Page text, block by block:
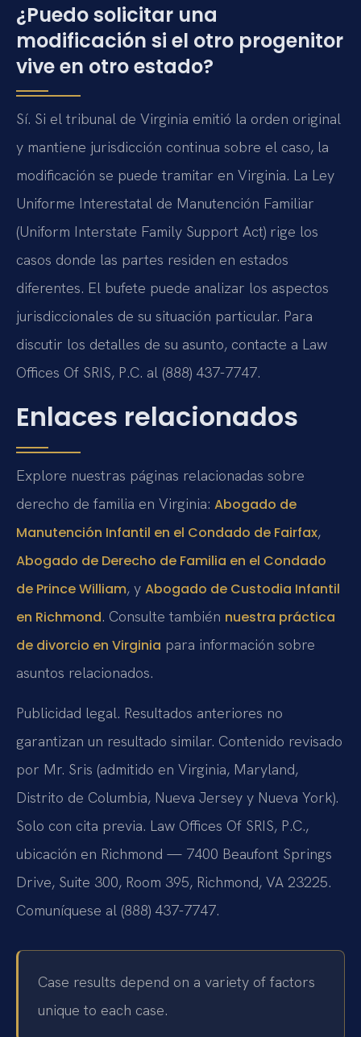
¿Puedo solicitar una
modificación si el otro progenitor
vive en otro estado?
Sí. Si el tribunal de Virginia emitió la orden original
y mantiene jurisdicción continua sobre el caso, la
modificación se puede tramitar en Virginia. La Ley
Uniforme Interestatal de Manutención Familiar
(Uniform Interstate Family Support Act) rige los
casos donde las partes residen en estados
diferentes. El bufete puede analizar los aspectos
jurisdiccionales de su situación particular. Para
discutir los detalles de su asunto, contacte a Law
Offices Of SRIS, P.C. al (888) 437-7747.
Enlaces relacionados
Explore nuestras páginas relacionadas sobre
derecho de familia en Virginia: Abogado de
Manutención Infantil en el Condado de Fairfax,
Abogado de Derecho de Familia en el Condado
de Prince William, y Abogado de Custodia Infantil
en Richmond. Consulte también nuestra práctica
de divorcio en Virginia para información sobre
asuntos relacionados.
Publicidad legal. Resultados anteriores no
garantizan un resultado similar. Contenido revisado
por Mr. Sris (admitido en Virginia, Maryland,
Distrito de Columbia, Nueva Jersey y Nueva York).
Solo con cita previa. Law Offices Of SRIS, P.C.,
ubicación en Richmond — 7400 Beaufont Springs
Drive, Suite 300, Room 395, Richmond, VA 23225.
Comuníquese al (888) 437-7747.
Case results depend on a variety of factors
unique to each case.